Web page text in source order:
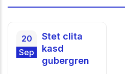
20
Sep
Stet clita
kasd
gubergren